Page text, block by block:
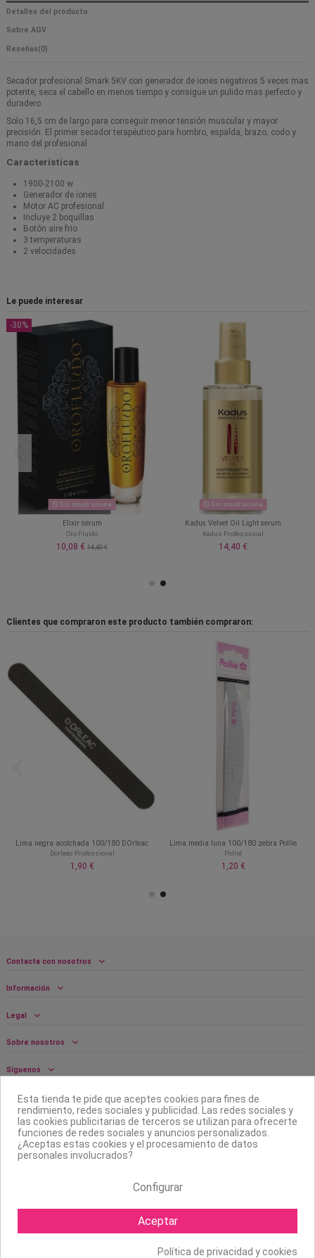
Detalles del producto
Sobre AGV
Reseñas(0)
Secador profesional Smark 5KV con generador de iones negativos 5 veces mas
potente, seca el cabello en menos tiempo y consigue un pulido mas perfecto y
duradero.
Solo 16,5 cm de largo para conseguir menor tensión muscular y mayor
precisión. El primer secador terapéutico para hombro, espalda, brazo, codo y
mano del profesional.
Características
1900-2100 w
Generador de iones
Motor AC profesional
Incluye 2 boquillas
Botón aire frio
3 temperaturas
2 velocidades
Le puede interesar
-30%
Sin stock online
Elixir serum
Oro Fluido
10,08 € 14,40 €
Sin stock online
Kadus Velvet Oil Light serum
Kadus Professional
14,40 €
Clientes que compraron este producto también compraron:
Lima negra acolchada 100/180 DOrleac
Dorleac Professional
1,90 €
Lima media luna 100/180 zebra Pollie
Pollié
1,20 €
Contacta con nosotros
Información
Legal
Sobre nosotros
Síguenos
Boletín
Esta tienda te pide que aceptes cookies para fines de
rendimiento, redes sociales y publicidad. Las redes sociales y
las cookies publicitarias de terceros se utilizan para ofrecerte
funciones de redes sociales y anuncios personalizados.
¿Aceptas estas cookies y el procesamiento de datos
personales involucrados?
Configurar
Aceptar
Política de privacidad y cookies